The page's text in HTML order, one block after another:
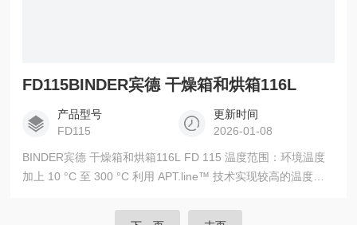
FD115BINDER宾德 干燥箱和烘箱116L
产品型号
FD115
更新时间
2026-01-08
BINDER宾德 干燥箱和烘箱116L FD 115 温度范围：环境温度
加上 10 °C 至 300 °C 利用 APT.line™ 技术实现较高的温度精
铬插架 多可堆叠 115 L 的设备 集成式独立可调的温度安全装置